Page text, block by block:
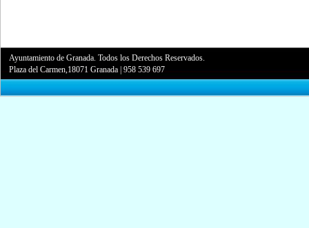
Ayuntamiento de Granada. Todos los Derechos Reservados.
Plaza del Carmen,18071 Granada |958 539 697